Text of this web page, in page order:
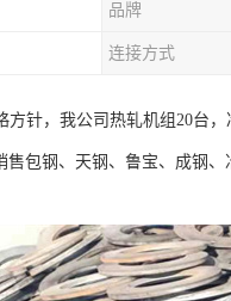
品牌
连接方式
针，我公司热轧机组20台
包钢、天钢、鲁宝、成钢